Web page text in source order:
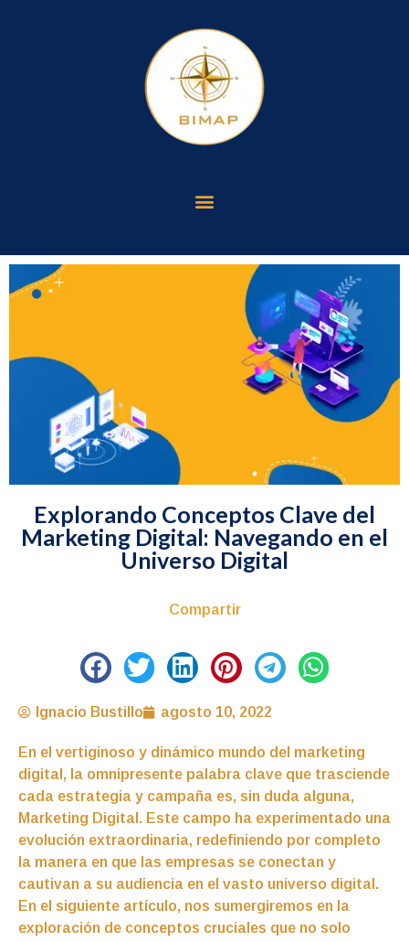
Explorando Conceptos Clave del
Marketing Digital: Navegando en el
Universo Digital
Compartir
Ignacio Bustillo agosto 10, 2022
En el vertiginoso y dinámico mundo del marketing
digital, la omnipresente palabra clave que trasciende
cada estrategia y campaña es, sin duda alguna,
Marketing Digital. Este campo ha experimentado una
evolución extraordinaria, redefiniendo por completo
la manera en que las empresas se conectan y
cautivan a su audiencia en el vasto universo digital.
En el siguiente artículo, nos sumergiremos en la
exploración de conceptos cruciales que no solo